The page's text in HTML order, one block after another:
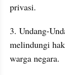
privasi.
3. Undang-
melindungi
warga negara.